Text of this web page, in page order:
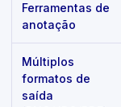
Ferramentas de
anotação
Múltiplos
formatos de
saída